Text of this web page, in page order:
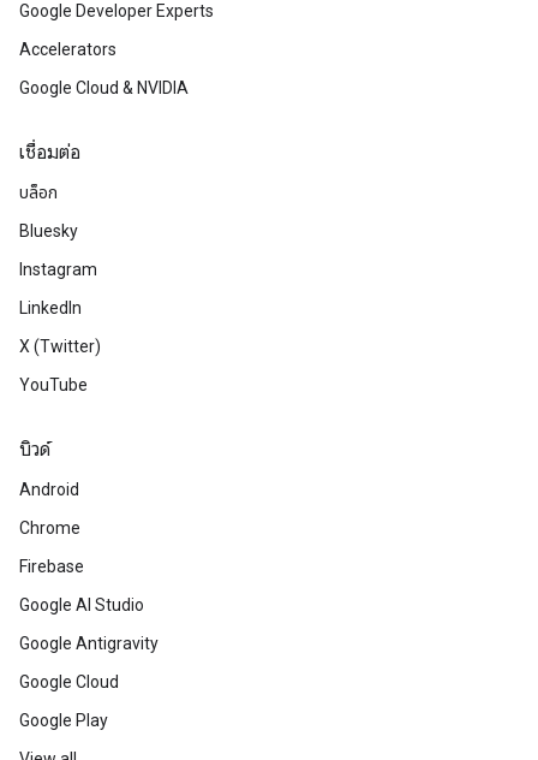
Google Developer Experts
Accelerators
Google Cloud & NVIDIA
เชื่อมต่อ
บล็อก
Bluesky
Instagram
LinkedIn
X (Twitter)
YouTube
บิวด์
Android
Chrome
Firebase
Google AI Studio
Google Antigravity
Google Cloud
Google Play